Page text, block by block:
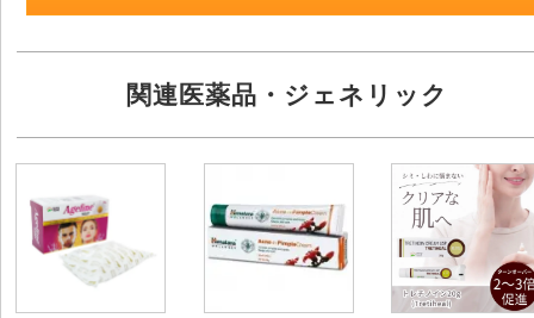
関連医薬品・ジェネリック